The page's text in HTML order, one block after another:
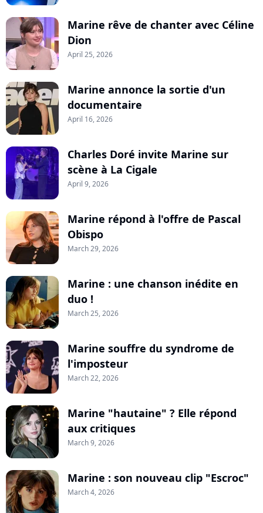
Marine rêve de chanter avec Céline
Dion
April 25, 2026
Marine annonce la sortie d'un
documentaire
April 16, 2026
Charles Doré invite Marine sur
scène à La Cigale
April 9, 2026
Marine répond à l'offre de Pascal
Obispo
March 29, 2026
Marine : une chanson inédite en
duo !
March 25, 2026
Marine souffre du syndrome de
l'imposteur
March 22, 2026
Marine "hautaine" ? Elle répond
aux critiques
March 9, 2026
Marine : son nouveau clip "Escroc"
March 4, 2026